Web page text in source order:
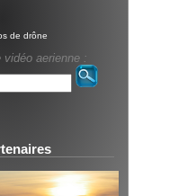
de drône
vidéo aerienne :